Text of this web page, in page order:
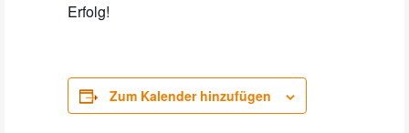
Erfolg!
Zum Kalender hinzufügen